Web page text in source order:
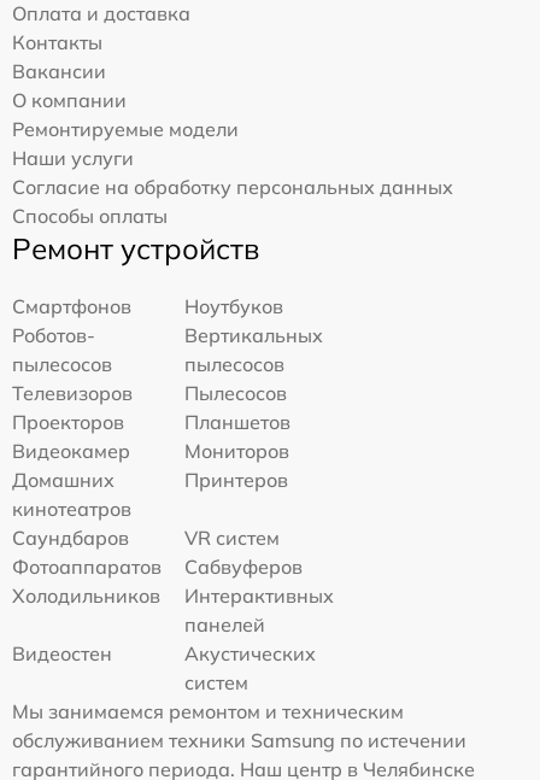
Оплата и доставка
Контакты
Вакансии
О компании
Ремонтируемые модели
Наши услуги
Согласие на обработку персональных данных
Способы оплаты
Ремонт устройств
Смартфонов
Ноутбуков
Роботов-
пылесосов
Вертикальных
пылесосов
Телевизоров
Пылесосов
Проекторов
Планшетов
Видеокамер
Мониторов
Домашних
кинотеатров
Принтеров
Саундбаров
VR систем
Фотоаппаратов
Сабвуферов
Холодильников
Интерактивных
панелей
Видеостен
Акустических
систем
Мы занимаемся ремонтом и техническим
обслуживанием техники Samsung по истечении
гарантийного периода. Наш центр в Челябинске